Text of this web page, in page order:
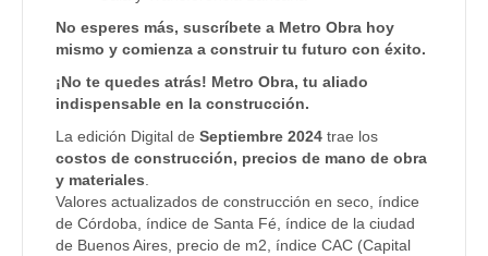
No esperes más, suscríbete a Metro Obra hoy
mismo y comienza a construir tu futuro con éxito.
¡No te quedes atrás! Metro Obra, tu aliado
indispensable en la construcción.
La edición Digital de Septiembre 2024 trae los
costos de construcción, precios de mano de obra
y materiales.
Valores actualizados de construcción en seco, índice
de Córdoba, índice de Santa Fé, índice de la ciudad
de Buenos Aires, precio de m2, índice CAC (Capital